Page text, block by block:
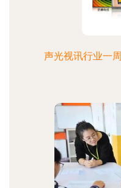
声光视讯行业一